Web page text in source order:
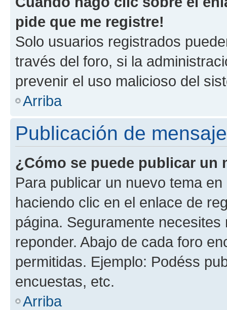
pide que me registre!
Solo usuarios registrados
través del foro, si la
prevenir el uso malicioso del
Arriba
Publicación de
¿Cómo se puede publicar un
Para publicar un nuevo tema
haciendo clic en el enlace de
página. Seguramente
reponder. Abajo de cada foro
permitidas. Ejemplo: Podéss
encuestas, etc.
Arriba